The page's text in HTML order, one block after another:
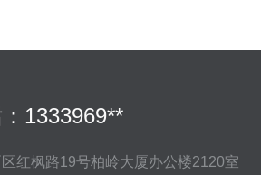
1333969**
红枫路19号柏岭大厦办公楼2120室